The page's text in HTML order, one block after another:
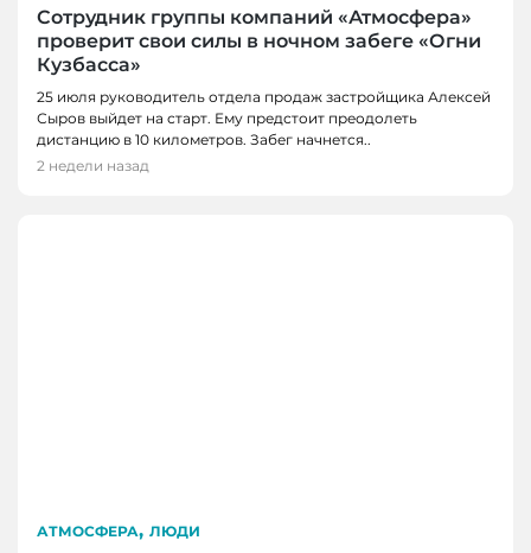
Сотрудник группы компаний «Атмосфера»
проверит свои силы в ночном забеге «Огни
Кузбасса»
25 июля руководитель отдела продаж застройщика Алексей
Сыров выйдет на старт. Ему предстоит преодолеть
дистанцию в 10 километров. Забег начнется..
2 недели назад
АТМОСФЕРА, ЛЮДИ